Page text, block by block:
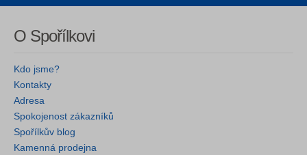
O Spořílkovi
Kdo jsme?
Kontakty
Adresa
Spokojenost zákazníků
Spořílkův blog
Kamenná prodejna